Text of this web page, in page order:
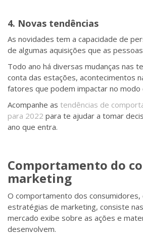
4. Novas tendências
As novidades tem a capacidade de
de algumas aquisições que as
Todo ano há diversas mudanças nas
conta das estações, acontecimentos
fatores que podem impactar no modo
Acompanhe as tendências de
para 2022 para te ajudar a tomar
ano que entra.
Comportamento do
marketing
O comportamento dos
estratégias de marketing, consiste
mercado exibe sobre as ações e
desenvolvem.